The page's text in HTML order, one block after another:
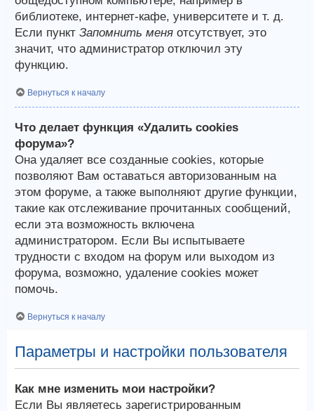
библиотеке, интернет-кафе, университете и т. д.
Если пункт Запомнить меня отсутствует, это
значит, что администратор отключил эту
функцию.
Вернуться к началу
Что делает функция «Удалить cookies
форума»?
Она удаляет все созданные cookies, которые
позволяют Вам оставаться авторизованным на
этом форуме, а также выполняют другие функции,
такие как отслеживание прочитанных сообщений,
если эта возможность включена
администратором. Если Вы испытываете
трудности с входом на форум или выходом из
форума, возможно, удаление cookies может
помочь.
Вернуться к началу
Параметры и настройки пользователя
Как мне изменить мои настройки?
Если Вы являетесь зарегистрированным